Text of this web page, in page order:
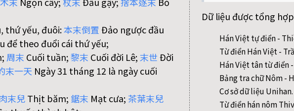
thứ yếu, đuôi:本末倒置Đảo ngược đầu
để theo đuổi cái thứ yếu;
周末 Cuối tuần;黎末 Cuối đời Lê;末世Đời
末一天 Ngày 31 tháng 12 là ngày cuối
末兒Thịt băm; 鋸末 Mạt cưa; 茶葉末兒
Dữ liệu được tổng
Hán Việt tự điển -
Từ điển Hán Việt -
Hán Việt tân từ điển
Bảng tra chữ Nôm -
Cơ sở dữ liệu Unihan.
Từ điển hán nôm